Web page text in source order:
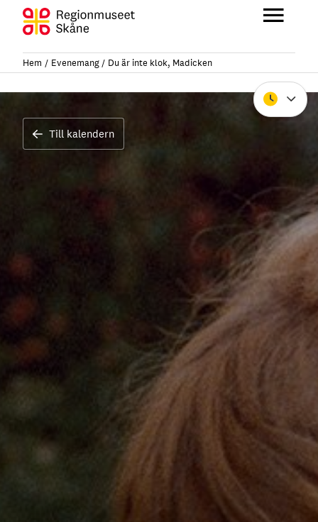
Hoppa
innehåll
Stäng
Hem Evenemang Du är inte klok, Madicken
Till kalendern